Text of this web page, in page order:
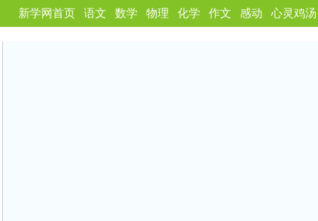
新学网首页 语文 数学 物理 化学 作文 感动 心灵鸡汤